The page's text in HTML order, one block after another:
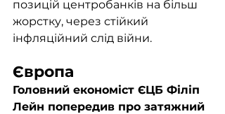
позицій центробанків на більш
жорстку, через стійкий
інфляційний слід війни.
Європа
Головний економіст ЄЦБ Філіп
Лейн попередив про затяжний